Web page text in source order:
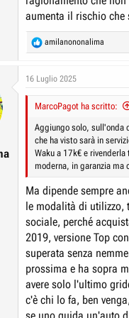
aumenta il rischio
R
e
c
n
s
:
amilanononalima
16 Luglio 2025
MarcoPagot ha scritto:
Aggiungo solo, sull'onda
che ha visto sarà in
Waku a 17k€ e
moderna, in garanzia ma
Ma dipende sempre
le modalità di utilizzo,
sociale, perché
2019, versione Top
superata senza
prossima e ha sopra
avere solo l'ultimo
c'è chi lo fa, ben